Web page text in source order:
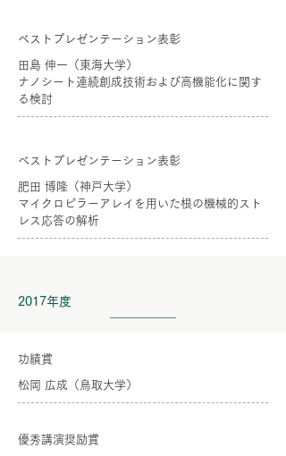
ベストプレゼンテーション表彰
田島 伸一（東海大学）
ナノシート連続創成技術および高機能化に関す
る検討
ベストプレゼンテーション表彰
肥田 博隆（神戸大学）
マイクロピラーアレイを用いた根の機械的スト
レス応答の解析
2017年度
功績賞
松岡 広成（鳥取大学）
優秀講演奨励賞